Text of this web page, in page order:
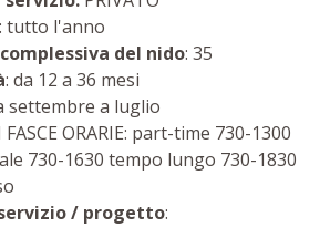
: tutto l'anno
del nido: 35
: da 12 a 36 mesi
settembre a luglio
FASCE ORARIE: part-time 730-1300
730-1630 tempo lungo 730-1830
/ progetto: